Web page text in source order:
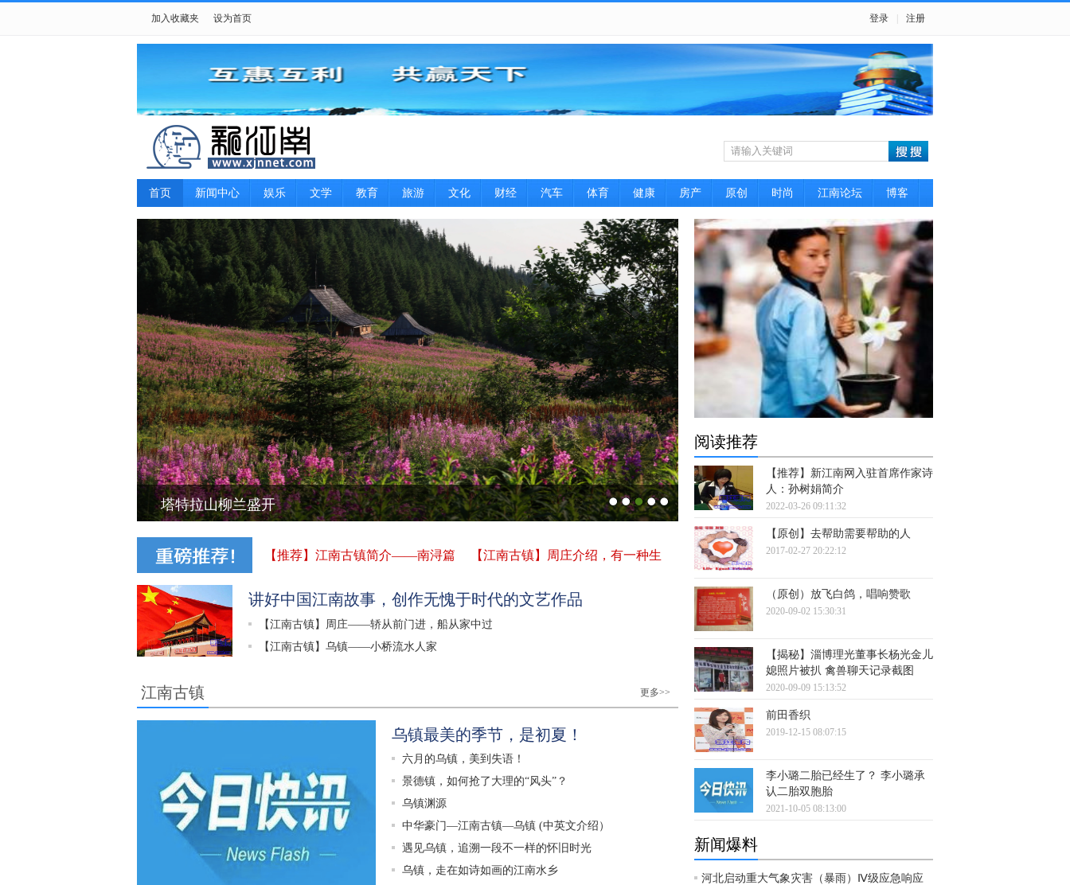
加入收藏夹 设为首页 登录 注册
首页 新闻中心 娱乐 文学 教育 旅游 文化 财经 汽车 体育 健康 房产 原创 时尚 江南论坛 博客
游戏 女性 摄影 生肖星座 图片
塔特拉山柳兰盛开
【推荐】江南古镇简介——南浔篇 【江南古镇】周庄介绍，有一种生
活
讲好中国江南故事，创作无愧于时代的文艺作品
【江南古镇】周庄——轿从前门进，船从家中过
【江南古镇】乌镇——小桥流水人家
江南古镇 更多>>
乌镇最美的季节，是初夏！
六月的乌镇，美到失语！
景德镇，如何抢了大理的“风头”？
乌镇渊源
中华豪门—江南古镇—乌镇 (中英文介绍）
遇见乌镇，追溯一段不一样的怀旧时光
乌镇，走在如诗如画的江南水乡
阅读推荐
【推荐】新江南网入驻首席作家诗
人：孙树娟简介
2022-03-26 09:11:32
【原创】去帮助需要帮助的人
2017-02-27 20:22:12
（原创）放飞白鸽，唱响赞歌
2020-09-02 15:30:31
【揭秘】淄博理光董事长杨光金儿
媳照片被扒 禽兽聊天记录截图
2020-09-09 15:13:52
前田香织
2019-12-15 08:07:15
李小璐二胎已经生了？ 李小璐承
认二胎双胞胎
2021-10-05 08:13:00
新闻爆料
河北启动重大气象灾害（暴雨）Ⅳ级应急响应